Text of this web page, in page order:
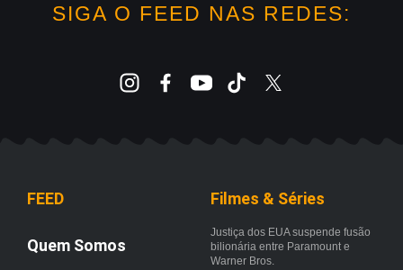
SIGA O FEED NAS REDES:
FEED
Quem Somos
Filmes & Séries
Justiça dos EUA suspende fusão
bilionária entre Paramount e
Warner Bros.